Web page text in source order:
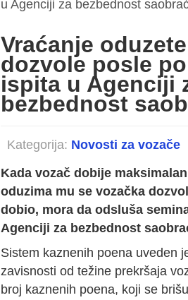
u Agenciji za bezbednost
Vraćanje
dozvole posle
ispita u Agenciji
bezbednost
Kategorija: Novosti za vozače
Kada vozač dobije
oduzima mu se vozačka
dobio, mora da odsluša
Agenciji za bezbednost
Sistem kaznenih poena uveden
zavisnosti od težine prekršaja
broj kaznenih poena, koji se